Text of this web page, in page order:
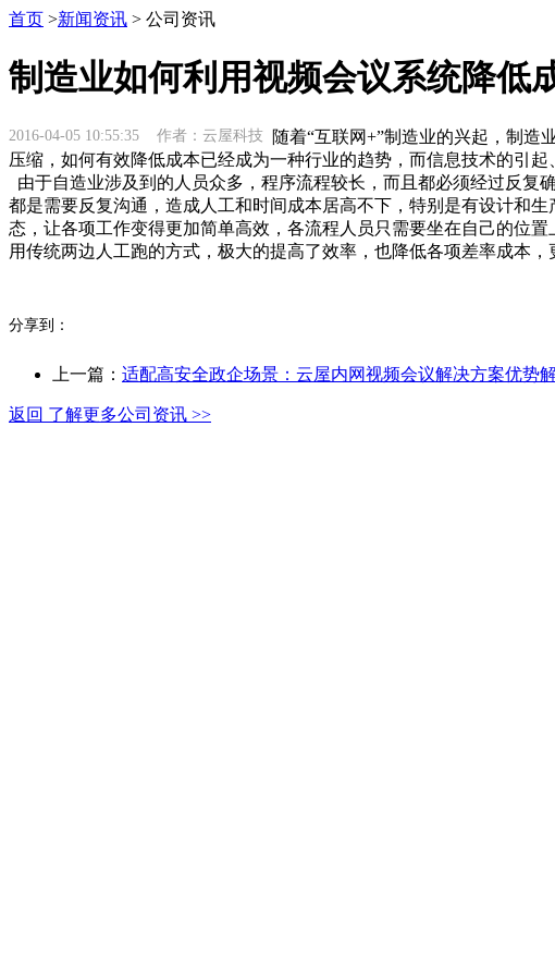
首页 >新闻资讯 > 公司资讯
制造业如何利用视频会议系统降低
2016-04-05 10:55:35 作者：云屋科技 随着“互联网+”制造业的兴起，制造
压缩，如何有效降低成本已经成为一种行业的趋势，而信息技术的引
由于自造业涉及到的人员众多，程序流程较长，而且都必须经过反复
都是需要反复沟通，造成人工和时间成本居高不下，特别是有设计和
态，让各项工作变得更加简单高效，各流程人员只需要坐在自己的位置
用传统两边人工跑的方式，极大的提高了效率，也降低各项差率成本，
分享到：
上一篇： 适配高安全政企场景：云屋内网视频会议解决方案优势
返回 了解更多公司资讯 >>